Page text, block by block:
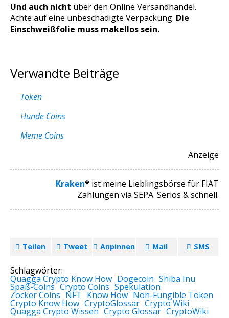
Und auch nicht über den Online Versandhandel.
Achte auf eine unbeschädigte Verpackung. Die
Einschweißfolie muss makellos sein.
Verwandte Beiträge
Token
Hunde Coins
Meme Coins
Anzeige
Kraken* ist meine Lieblingsbörse für FIAT
Zahlungen via SEPA. Seriös & schnell.
Teilen Tweet Anpinnen Mail SMS
Schlagwörter:
Quagga Crypto Know How Dogecoin Shiba Inu
Spaß-Coins Crypto Coins Spekulation
Zocker Coins NFT Know How Non-Fungible Token
Crypto Know How CryptoGlossar Crypto Wiki
Quagga Crypto Wissen Crypto Glossar CryptoWiki